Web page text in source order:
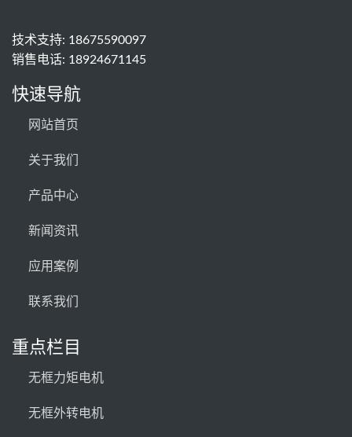
技术支持: 18675590097
销售电话: 18924671145
快速导航
网站首页
关于我们
产品中心
新闻资讯
应用案例
联系我们
重点栏目
无框力矩电机
无框外转电机